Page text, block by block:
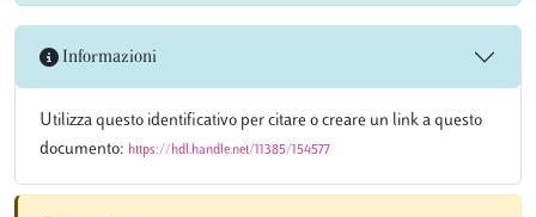
Informazioni
Utilizza questo identificativo per citare o creare un link a questo
documento: https://hdl.handle.net/11385/154577